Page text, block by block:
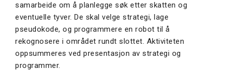
samarbeide om å planlegge søk etter skatten og
eventuelle tyver. De skal velge strategi, lage
pseudokode, og programmere en robot til å
rekognosere i området rundt slottet. Aktiviteten
oppsummeres ved presentasjon av strategi og
programmer.